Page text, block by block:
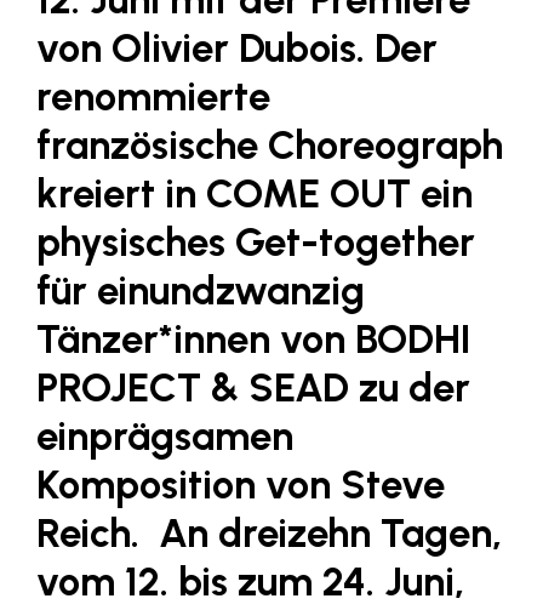
Fressnapf
FRoSTA
FV Energierohstoff & Kraftstoff
Gardena
Gas Connect Austria
GBV - Verband gemeinnütziger
Bauvereinigungen
Getzner Werkstoffe
Heimat Österreich
ikp
Johnson & Johnson
JELD-WEN DANA
kosaplaner
Libro
von Olivier Dubois. Der
renommierte
französische Choreograph
kreiert in COME OUT ein
physisches Get-together
für einundzwanzig
Tänzer*innen von BODHI
PROJECT & SEAD zu der
einprägsamen
Komposition von Steve
Reich. An dreizehn Tagen,
vom 12. bis zum 24. Juni,